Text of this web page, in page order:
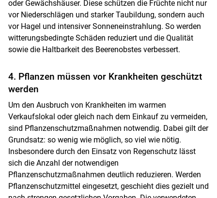
oder Gewächshäuser. Diese schützen die Früchte nicht nur
vor Niederschlägen und starker Taubildung, sondern auch
vor Hagel und intensiver Sonneneinstrahlung. So werden
witterungsbedingte Schäden reduziert und die Qualität
sowie die Haltbarkeit des Beerenobstes verbessert.
4. Pflanzen müssen vor Krankheiten geschützt
werden
Um den Ausbruch von Krankheiten im warmen
Verkaufslokal oder gleich nach dem Einkauf zu vermeiden,
sind Pflanzenschutzmaßnahmen notwendig. Dabei gilt der
Grundsatz: so wenig wie möglich, so viel wie nötig.
Insbesondere durch den Einsatz von Regenschutz lässt
sich die Anzahl der notwendigen
Pflanzenschutzmaßnahmen deutlich reduzieren. Werden
Pflanzenschutzmittel eingesetzt, geschieht dies gezielt und